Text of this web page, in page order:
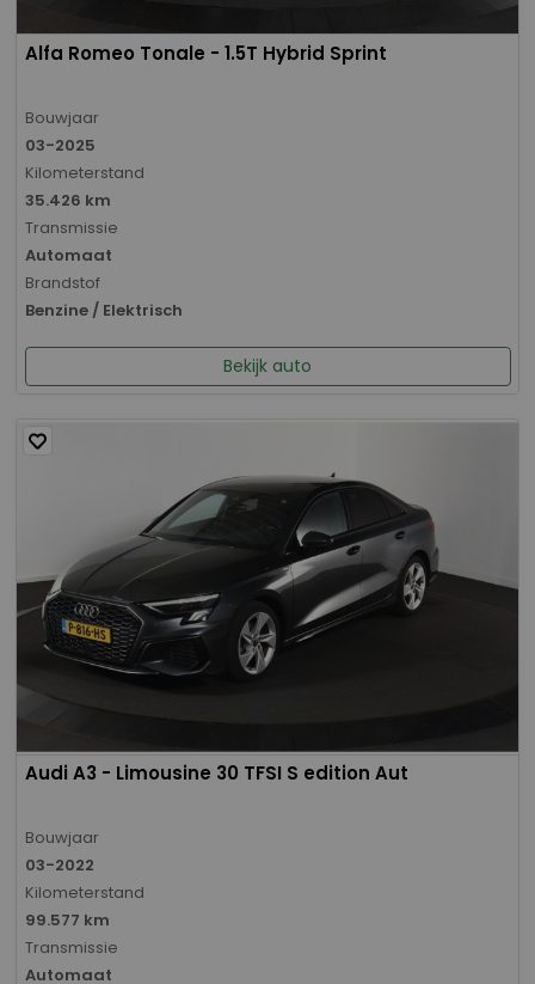
Alfa Romeo Tonale - 1.5T Hybrid Sprint
Bouwjaar
03-2025
Kilometerstand
35.426 km
Transmissie
Automaat
Brandstof
Benzine / Elektrisch
Bekijk auto
Audi A3 - Limousine 30 TFSI S edition Aut
Bouwjaar
03-2022
Kilometerstand
99.577 km
Transmissie
Automaat